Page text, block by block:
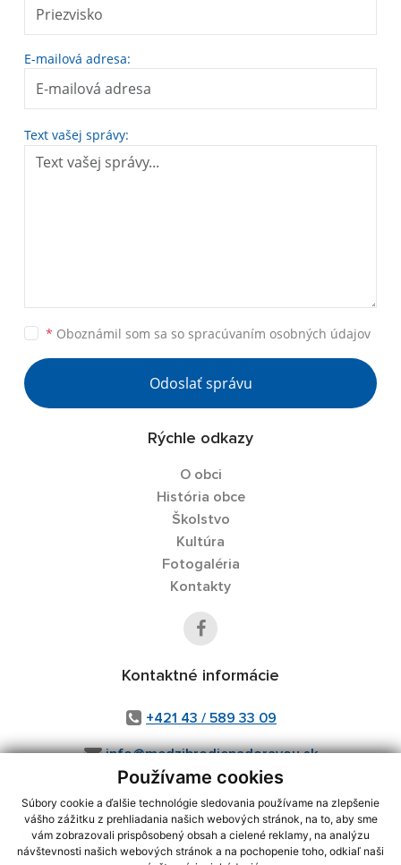
Používame cookies
Súbory cookie a ďalšie technológie sledovania používame na zlepšenie
vášho zážitku z prehliadania našich webových stránok, na to, aby sme
vám zobrazovali prispôsobený obsah a cielené reklamy, na analýzu
návštevnosti našich webových stránok a na pochopenie toho, odkiaľ naši
E-mailová adresa:
Text vašej správy:
* Oboznámil som sa so spracúvaním osobných údajov
Odoslať správu
Rýchle odkazy
O obci
História obce
Školstvo
Kultúra
Fotogaléria
Kontakty
Kontaktné informácie
+421 43 / 589 33 09
info@medzibrodienadoravou.sk
využite možnosť získavania aktuálnych informácií s využitím RSS
CMS systém (redakčný) systém ECHELON 2,Mapa stránok,web portál